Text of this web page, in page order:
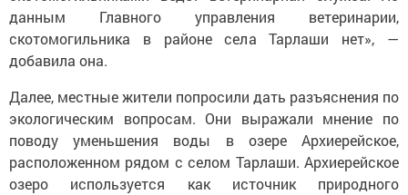
данным Главного управления ветеринарии,
скотомогильника в районе села Тарлаши нет», —
добавила она.
Далее, местные жители попросили дать разъяснения по
экологическим вопросам. Они выражали мнение по
поводу уменьшения воды в озере Архиерейское,
расположенном рядом с селом Тарлаши. Архиерейское
озеро используется как источник природного